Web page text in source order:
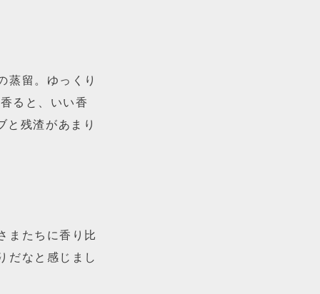
蒸留。ゆっくり
ると、いい香
残渣があまり
またちに香り比
だなと感じまし